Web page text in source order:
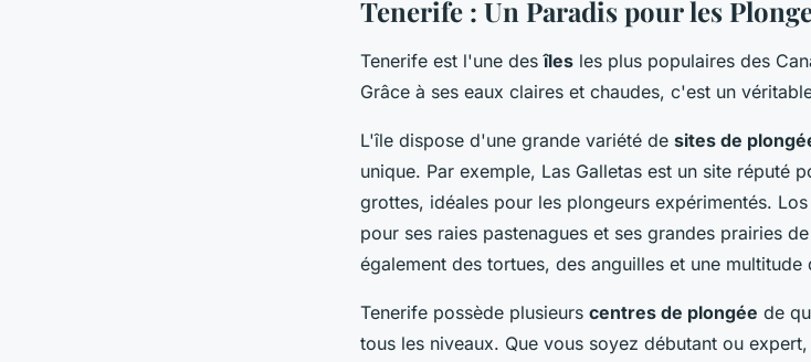
Tenerife : Un Paradis pour les
Tenerife est l'une desîles les plus populaires des
Grâce à ses eaux claires et chaudes, c'est un
L'île dispose d'une grande variété de sites de
unique. Par exemple, Las Galletas est un site réputé
grottes, idéales pour les plongeurs expérimentés.
pour ses raies pastenagues et ses grandes prairies
également des tortues, des anguilles et une
Tenerife possède plusieurs centres de plongée de
tous les niveaux. Que vous soyez débutant ou